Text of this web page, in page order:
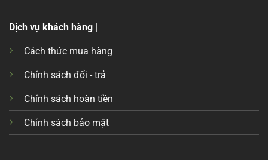
Dịch vụ khách hàng |
Cách thức mua hàng
Chính sách đổi - trả
Chính sách hoàn tiền
Chính sách bảo mật